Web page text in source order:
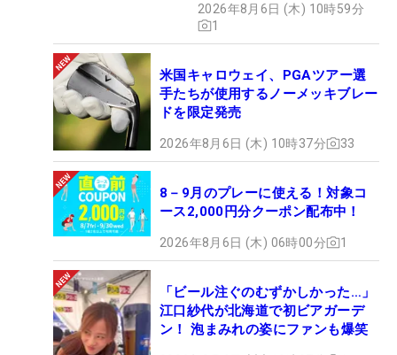
2026年8月6日 (木) 10時59分
1
米国キャロウェイ、PGAツアー選
手たちが使用するノーメッキブレー
ドを限定発売
2026年8月6日 (木) 10時37分 33
8－9月のプレーに使える！対象コ
ース2,000円分クーポン配布中！
2026年8月6日 (木) 06時00分 1
「ビール注ぐのむずかしかった…」
江口紗代が北海道で初ビアガーデ
ン！ 泡まみれの姿にファンも爆笑